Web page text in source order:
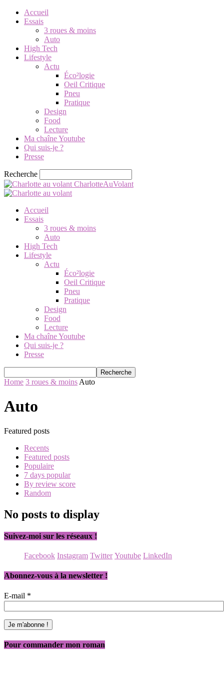
Accueil
Essais
3 roues & moins
Auto
High Tech
Lifestyle
Actu
Éco²logie
Oeil Critique
Pneu
Pratique
Design
Food
Lecture
Ma chaîne Youtube
Qui suis-je ?
Presse
Recherche
CharlotteAuVolant
Accueil
Essais
3 roues & moins
Auto
High Tech
Lifestyle
Actu
Éco²logie
Oeil Critique
Pneu
Pratique
Design
Food
Lecture
Ma chaîne Youtube
Qui suis-je ?
Presse
Home 3 roues & moins Auto
Auto
Featured posts
Recents
Featured posts
Populaire
7 days popular
By review score
Random
No posts to display
Suivez-moi sur les réseaux !
Facebook Instagram Twitter Youtube LinkedIn
Abonnez-vous à la newsletter !
E-mail *
Pour commander mon roman